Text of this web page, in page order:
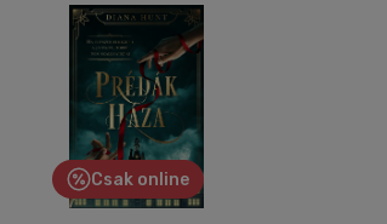
Csak online